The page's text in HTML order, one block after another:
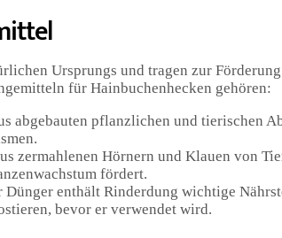
Ursprungs und tragen zur
für Hainbuchenhecken gehören:
abgebauten pflanzlichen und tierischen
zermahlenen Hörnern und Klauen von
fördert.
Dünger enthält Rinderdung wichtige
bevor er verwendet wird.